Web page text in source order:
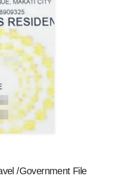
/Government File